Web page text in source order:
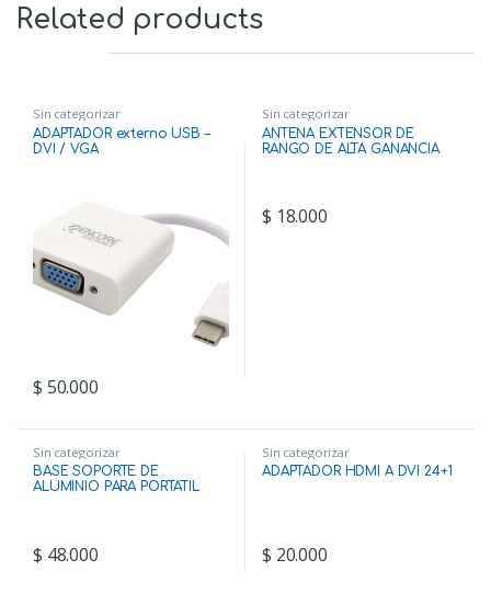
Related products
Sin categorizar
ADAPTADOR externo USB –
DVI / VGA
$ 50.000
Sin categorizar
ANTENA EXTENSOR DE
RANGO DE ALTA GANANCIA
$ 18.000
Sin categorizar
BASE SOPORTE DE
ALUMINIO PARA PORTATIL
$ 48.000
Sin categorizar
ADAPTADOR HDMI A DVI 24+1
$ 20.000